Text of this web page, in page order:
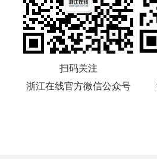
扫码关注
浙江在线官方微信公众号